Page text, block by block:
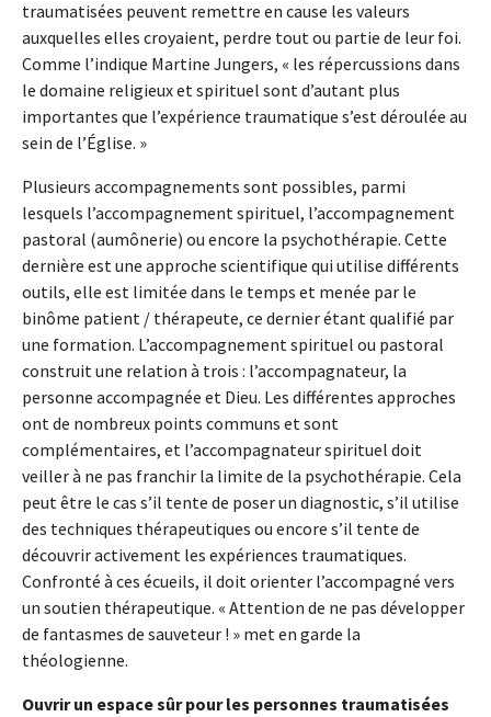
traumatisées peuvent remettre en cause les valeurs
auxquelles elles croyaient, perdre tout ou partie de leur foi.
Comme l’indique Martine Jungers, « les répercussions dans
le domaine religieux et spirituel sont d’autant plus
importantes que l’expérience traumatique s’est déroulée au
sein de l’Église. »
Plusieurs accompagnements sont possibles, parmi
lesquels l’accompagnement spirituel, l’accompagnement
pastoral (aumônerie) ou encore la psychothérapie. Cette
dernière est une approche scientifique qui utilise différents
outils, elle est limitée dans le temps et menée par le
binôme patient / thérapeute, ce dernier étant qualifié par
une formation. L’accompagnement spirituel ou pastoral
construit une relation à trois : l’accompagnateur, la
personne accompagnée et Dieu. Les différentes approches
ont de nombreux points communs et sont
complémentaires, et l’accompagnateur spirituel doit
veiller à ne pas franchir la limite de la psychothérapie. Cela
peut être le cas s’il tente de poser un diagnostic, s’il utilise
des techniques thérapeutiques ou encore s’il tente de
découvrir activement les expériences traumatiques.
Confronté à ces écueils, il doit orienter l’accompagné vers
un soutien thérapeutique. « Attention de ne pas développer
de fantasmes de sauveteur ! » met en garde la
théologienne.
Ouvrir un espace sûr pour les personnes traumatisées